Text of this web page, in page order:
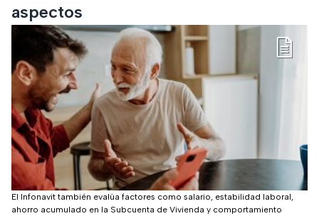
aspectos
El Infonavit también evalúa factores como salario, estabilidad laboral,
ahorro acumulado en la Subcuenta de Vivienda y comportamiento